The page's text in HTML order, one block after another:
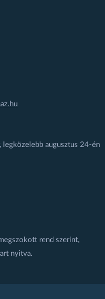
legközelebb augusztus 24-én
rend szerint,
nyitva.